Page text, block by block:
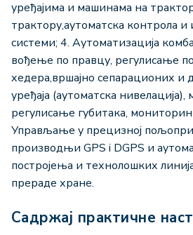
уређајима и машинама на
трактору,аутоматска контрола
системи; 4. Аутоматизација
вођење по правцу, регулисање
хедера,вршајно сепарационих и
уређаја (аутоматска
регулисање губитака,
Управљање у прецизној
производњи GPS i DGPS и
постројења и технолошких
прераде хране.
Садржај практичне